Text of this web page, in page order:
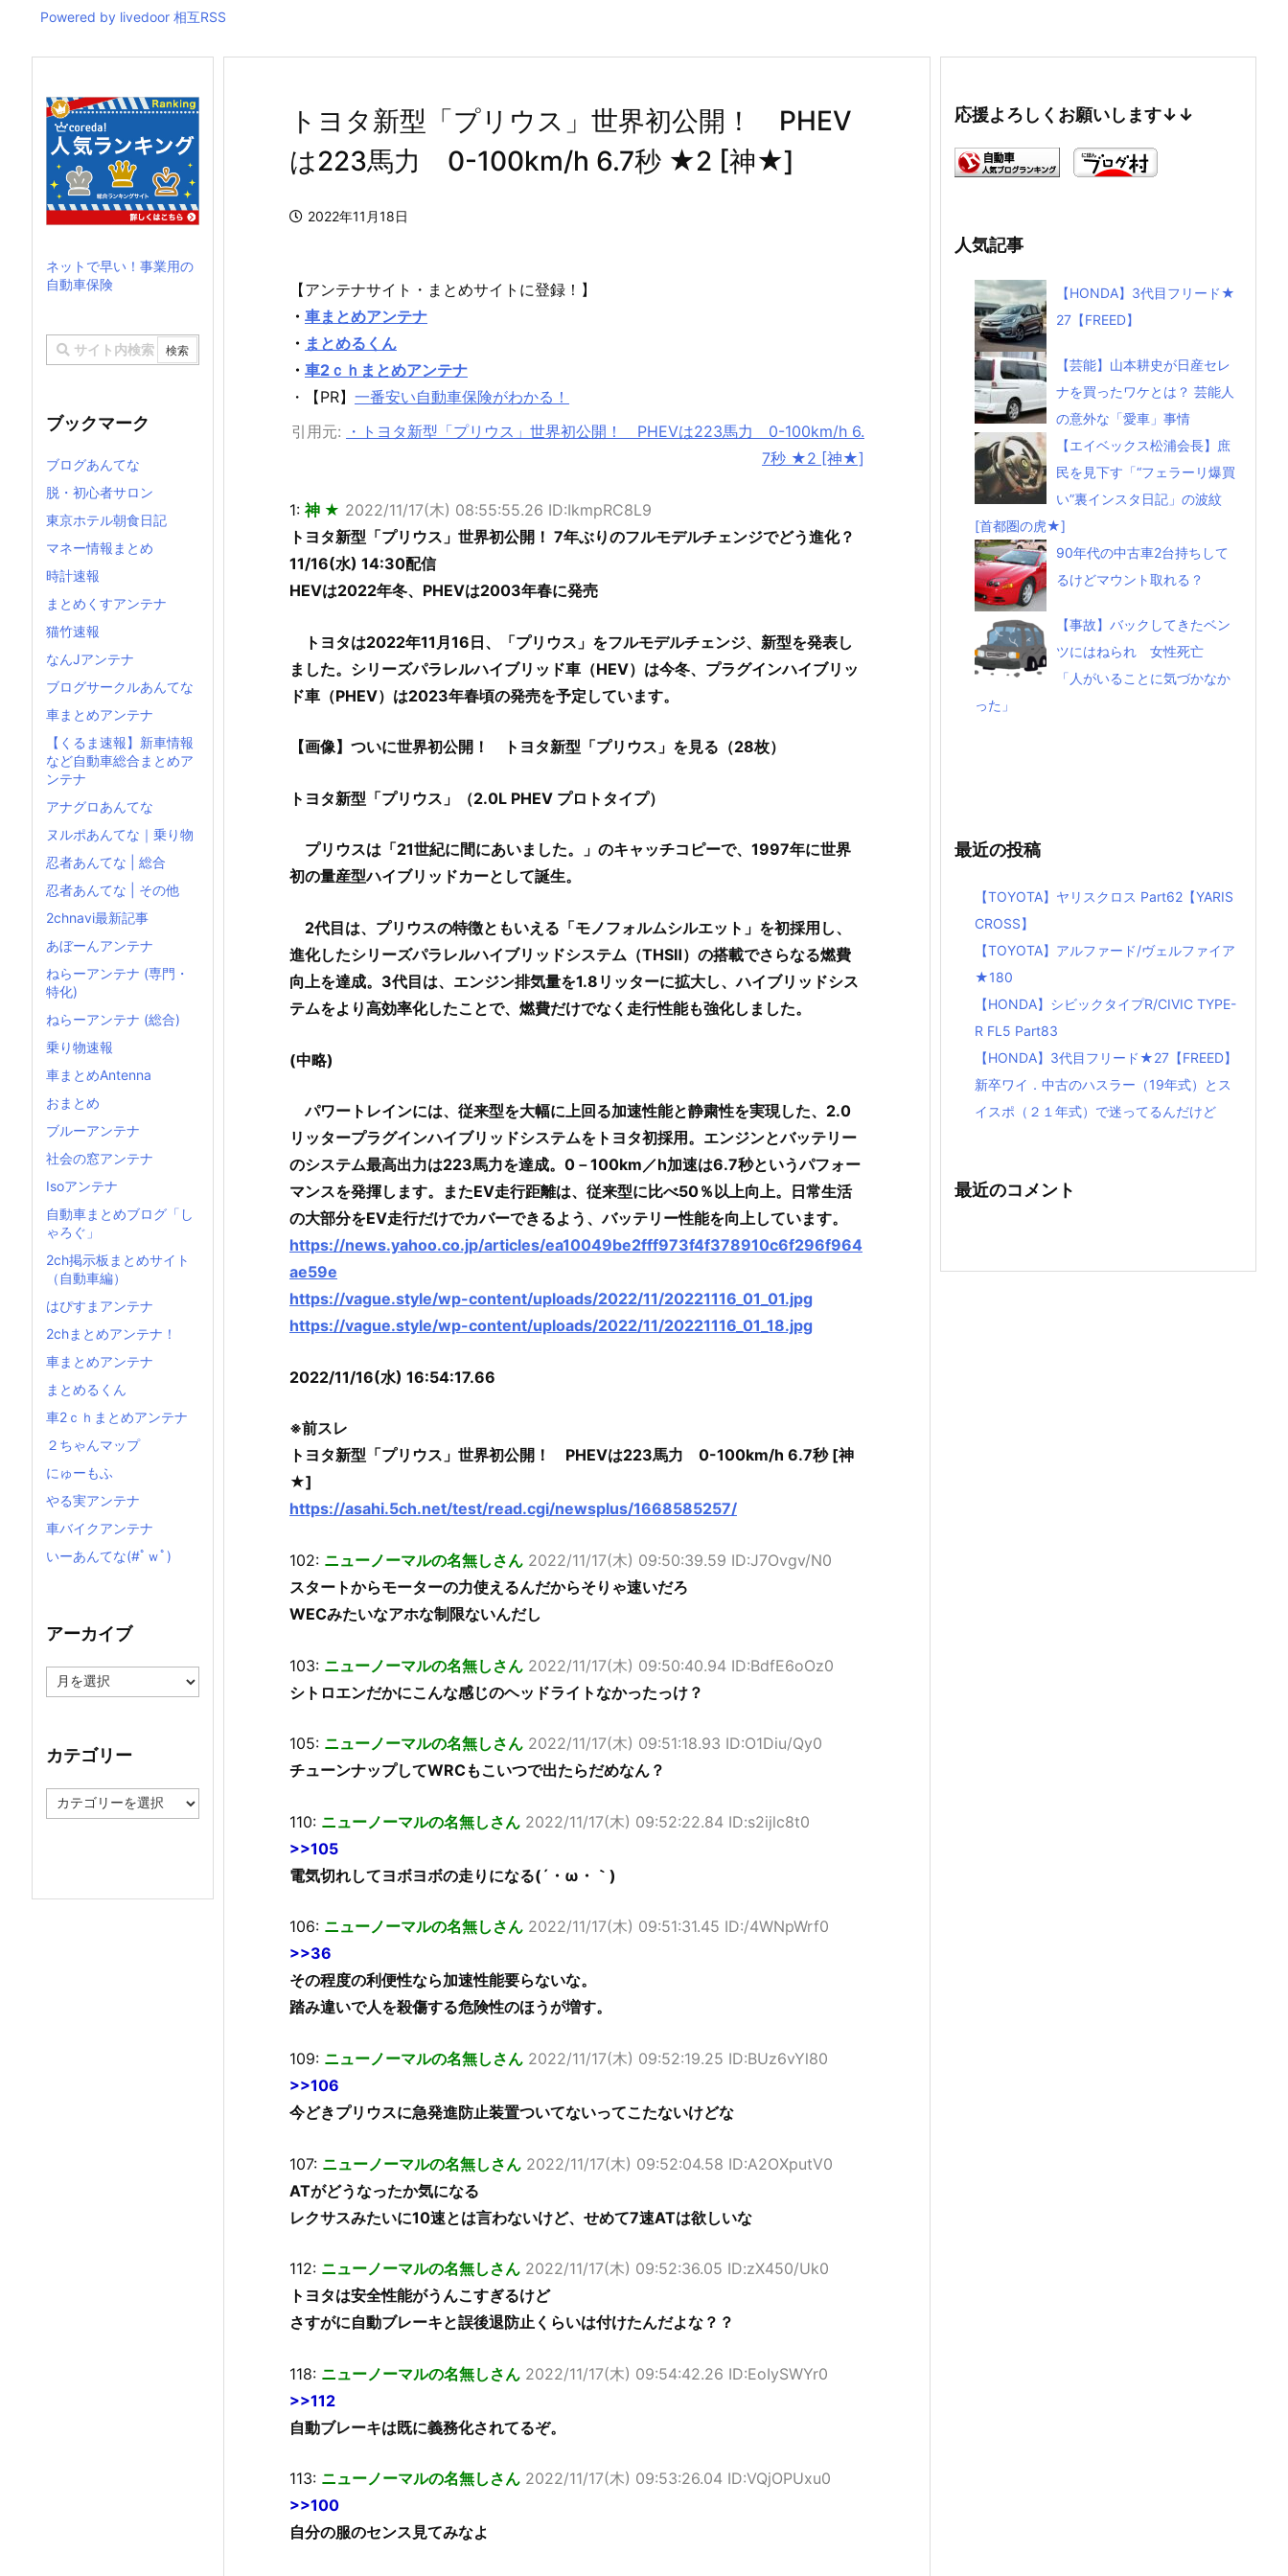
Powered by livedoor 相互RSS
トヨタ新型「プリウス」世界初公開！ PHEV
は223馬力 0-100km/h 6.7秒 ★2 [神★]
2022年11月18日
【アンテナサイト・まとめサイトに登録！】
・ 車まとめアンテナ
・ まとめるくん
・ 車2ｃｈまとめアンテナ
・【PR】 一番安い自動車保険がわかる！
引用元:
・トヨタ新型「プリウス」世界初公開！ PHEVは223馬力 0-100km/h 6.
7秒 ★2 [神★]
1:神 ★ 2022/11/17(木) 08:55:55.26 ID:IkmpRC8L9
トヨタ新型「プリウス」世界初公開！ 7年ぶりのフルモデルチェンジでどう進化？
11/16(水) 14:30配信
HEVは2022年冬、PHEVは2003年春に発売
トヨタは2022年11月16日、「プリウス」をフルモデルチェンジ、新型を発表し
ました。シリーズパラレルハイブリッド車（HEV）は今冬、プラグインハイブリッ
ド車（PHEV）は2023年春頃の発売を予定しています。
【画像】ついに世界初公開！ トヨタ新型「プリウス」を見る（28枚）
トヨタ新型「プリウス」（2.0L PHEV プロトタイプ）
プリウスは「21世紀に間にあいました。」のキャッチコピーで、1997年に世界
初の量産型ハイブリッドカーとして誕生。
2代目は、プリウスの特徴ともいえる「モノフォルムシルエット」を初採用し、
進化したシリーズパラレルハイブリッドシステム（THSⅡ）の搭載でさらなる燃費
向上を達成。3代目は、エンジン排気量を1.8リッターに拡大し、ハイブリッドシス
テムをより高効率化したことで、燃費だけでなく走行性能も強化しました。
(中略)
パワートレインには、従来型を大幅に上回る加速性能と静粛性を実現した、2.0
リッタープラグインハイブリッドシステムをトヨタ初採用。エンジンとバッテリー
のシステム最高出力は223馬力を達成。0－100km／h加速は6.7秒というパフォー
マンスを発揮します。またEV走行距離は、従来型に比べ50％以上向上。日常生活
の大部分をEV走行だけでカバーできるよう、バッテリー性能を向上しています。
https://news.yahoo.co.jp/articles/ea10049be2fff973f4f378910c6f296f964
ae59e
https://vague.style/wp-content/uploads/2022/11/20221116_01_01.jpg
https://vague.style/wp-content/uploads/2022/11/20221116_01_18.jpg
2022/11/16(水) 16:54:17.66
※前スレ
トヨタ新型「プリウス」世界初公開！ PHEVは223馬力 0-100km/h 6.7秒 [神
★]
https://asahi.5ch.net/test/read.cgi/newsplus/1668585257/
102: ニューノーマルの名無しさん 2022/11/17(木) 09:50:39.59 ID:J7Ovgv/N0
スタートからモーターの力使えるんだからそりゃ速いだろ
WECみたいなアホな制限ないんだし
103: ニューノーマルの名無しさん 2022/11/17(木) 09:50:40.94 ID:BdfE6oOz0
シトロエンだかにこんな感じのヘッドライトなかったっけ？
105: ニューノーマルの名無しさん 2022/11/17(木) 09:51:18.93 ID:O1Diu/Qy0
チューンナップしてWRCもこいつで出たらだめなん？
110: ニューノーマルの名無しさん 2022/11/17(木) 09:52:22.84 ID:s2ijlc8t0
>>105
電気切れしてヨボヨボの走りになる(´・ω・｀)
106: ニューノーマルの名無しさん 2022/11/17(木) 09:51:31.45 ID:/4WNpWrf0
>>36
その程度の利便性なら加速性能要らないな。
踏み違いで人を殺傷する危険性のほうが増す。
109: ニューノーマルの名無しさん 2022/11/17(木) 09:52:19.25 ID:BUz6vYl80
>>106
今どきプリウスに急発進防止装置ついてないってこたないけどな
107: ニューノーマルの名無しさん 2022/11/17(木) 09:52:04.58 ID:A2OXputV0
ATがどうなったか気になる
レクサスみたいに10速とは言わないけど、せめて7速ATは欲しいな
112: ニューノーマルの名無しさん 2022/11/17(木) 09:52:36.05 ID:zX450/Uk0
トヨタは安全性能がうんこすぎるけど
さすがに自動ブレーキと誤後退防止くらいは付けたんだよな？？
118: ニューノーマルの名無しさん 2022/11/17(木) 09:54:42.26 ID:EoIySWYr0
>>112
自動ブレーキは既に義務化されてるぞ。
113: ニューノーマルの名無しさん 2022/11/17(木) 09:53:26.04 ID:VQjOPUxu0
>>100
自分の服のセンス見てみなよ
ネットで早い！事業用の
自動車保険
ブックマーク
ブログあんてな
脱・初心者サロン
東京ホテル朝食日記
マネー情報まとめ
時計速報
まとめくすアンテナ
猫竹速報
なんJアンテナ
ブログサークルあんてな
車まとめアンテナ
【くるま速報】新車情報
など自動車総合まとめア
ンテナ
アナグロあんてな
ヌルポあんてな｜乗り物
忍者あんてな | 総合
忍者あんてな | その他
2chnavi最新記事
あぼーんアンテナ
ねらーアンテナ (専門・
特化)
ねらーアンテナ (総合)
乗り物速報
車まとめAntenna
おまとめ
ブルーアンテナ
社会の窓アンテナ
Isoアンテナ
自動車まとめブログ「し
ゃろぐ」
2ch掲示板まとめサイト
（自動車編）
はぴすまアンテナ
2chまとめアンテナ！
車まとめアンテナ
まとめるくん
車2ｃｈまとめアンテナ
２ちゃんマップ
にゅーもふ
やる実アンテナ
車バイクアンテナ
いーあんてな(#ﾟｗﾟ)
アーカイブ
ー
ブ
カテゴリー
テ
応援よろしくお願いします↓↓
人気記事
【HONDA】3代目フリード★
27【FREED】
【芸能】山本耕史が日産セレ
ナを買ったワケとは？ 芸能人
の意外な「愛車」事情
【エイベックス松浦会長】庶
民を見下す「“フェラーリ爆買
い”裏インスタ日記」の波紋
[首都圏の虎★]
90年代の中古車2台持ちして
るけどマウント取れる？
【事故】バックしてきたベン
ツにはねられ 女性死亡
「人がいることに気づかなか
った」
最近の投稿
【TOYOTA】ヤリスクロス Part62【YARIS
CROSS】
【TOYOTA】アルファード/ヴェルファイア
★180
【HONDA】シビックタイプR/CIVIC TYPE-
R FL5 Part83
【HONDA】3代目フリード★27【FREED】
新卒ワイ．中古のハスラー（19年式）とス
イスポ（２１年式）で迷ってるんだけど
最近のコメント